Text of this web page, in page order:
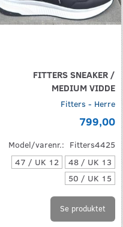
FITTERS SNEAKER /
MEDIUM VIDDE
Fitters - Herre
799,00
Model/varenr.: Fitters4425
47 / UK 12
48 / UK 13
50 / UK 15
Se produktet